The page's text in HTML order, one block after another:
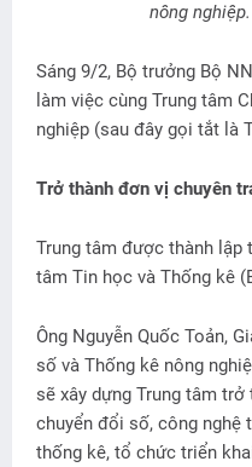
nông
Sáng 9/2, Bộ trưởng Bộ
làm việc cùng Trung tâm
nghiệp (sau đây gọi tắt là
Trở thành đơn vị chuyên
Trung tâm được thành
tâm Tin học và Thống kê
Ông Nguyễn Quốc Toản,
số và Thống kê nông
sẽ xây dựng Trung tâm
chuyển đổi số, công nghệ
thống kê, tổ chức triển